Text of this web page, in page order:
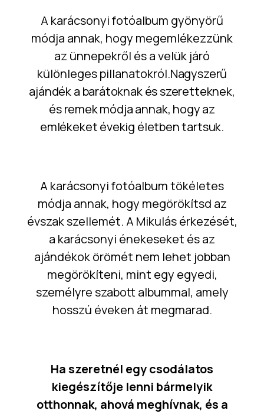
A karácsonyi fotóalbum gyönyörű
módja annak, hogy megemlékezzünk
az ünnepekről és a velük járó
különleges pillanatokról.Nagyszerű
ajándék a barátoknak és szeretteknek,
és remek módja annak, hogy az
emlékeket évekig életben tartsuk.
A karácsonyi fotóalbum tökéletes
módja annak, hogy megörökítsd az
évszak szellemét. A Mikulás érkezését,
a karácsonyi énekeseket és az
ajándékok örömét nem lehet jobban
megörökíteni, mint egy egyedi,
személyre szabott albummal, amely
hosszú éveken át megmarad.
Ha szeretnél egy csodálatos
kiegészítője lenni bármelyik
otthonnak, ahová meghívnak, és a